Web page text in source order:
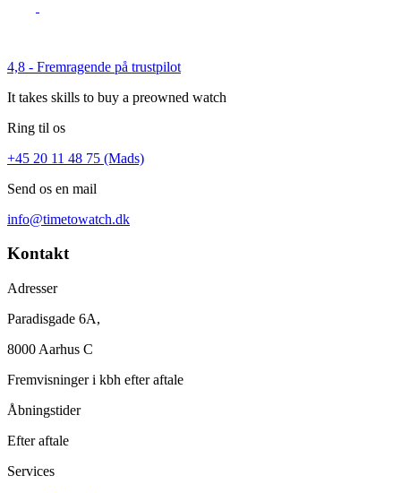
4,8 - Fremragende på trustpilot
It takes skills to buy a preowned watch
Ring til os
+45 20 11 48 75 (Mads)
Send os en mail
info@timetowatch.dk
Kontakt
Adresser
Paradisgade 6A,
8000 Aarhus C
Fremvisninger i kbh efter aftale
Åbningstider
Efter aftale
Services